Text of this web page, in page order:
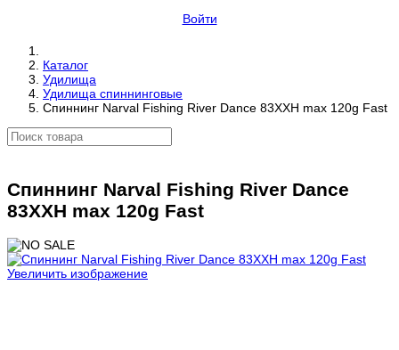
Войти
Каталог
Удилища
Удилища спиннинговые
Спиннинг Narval Fishing River Dance 83XXH max 120g Fast
Спиннинг Narval Fishing River Dance
83XXH max 120g Fast
Увеличить изображение